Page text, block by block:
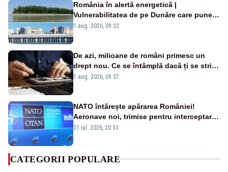
România în alertă energetică |
Vulnerabilitatea de pe Dunăre care pune
în pericol Centrala Cernavodă era
1 aug. 2026, 09:32
De azi, milioane de români primesc un
drept nou. Ce se întâmplă dacă ți se strică
un produs
1 aug. 2026, 09:37
NATO întărește apărarea României!
Aeronave noi, trimise pentru interceptarea
și distrugerea dronelor
31 iul. 2026, 20:33
CATEGORII POPULARE